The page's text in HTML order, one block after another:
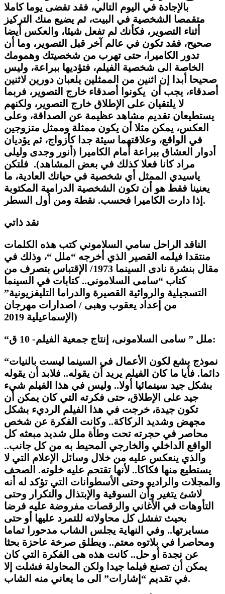
بالإجادة في اليوم التالي، فقد تقضى يوما كاملا
متقمصا الشخصية في البيت، ثم يضيع منك التركيز
أثناء التصوير، فكأنك لم تفعل شيئا، والعكس أيضا
صحيح، فقد تكون في عالم آخر قبل التصوير، وما أن
تدور الكاميرا، حتى تهرب من شخصيتك وهمومك
الخاصة الى شخصية الفيلم، فتؤديها ببراعة، وليس
صحيحا أبدا إن اثنين من الممثلين يلعبان دورين لاثنين
أصدقاء، يجب أن يكونوا أصدقاء خارج التصوير، فربما
لا يلتقيان على الإطلاق خارج التصوير، ولكنهم
يستطيعان تقديم مشاهد عظيمة عن الصداقة، وعلى
العكس، يمكن مثلا أن يكون ممثلة وممثل متزوجين
في الواقع، وعلاقتهما سيئة جدا كأزواج، ثم يؤديان
أدوار العشاق ببراعة أمام الكاميرا (أنور وجدى وليلى
مراد كانا فعلا كذلك في بعض المشاهد). فلتكن
ياسيدي الممثل أي شخصية في حياتك العادية، ما
يعنينا فقط هو أن تكون الشخصية الدرامية المكتوبة
إذا دارت الكاميرا فحسب. نقطة ومن أول السطر.
نقد ذاتي
الناقد الراحل سامي السلاموني كتب هذه الكلمات
منتقدا فيلمه القصير الذي أخرجه “ملل “، وذلك في
مقال بنشرة نادى السينما 1973/ الإقتباس بتصرف من
كتاب “سامى السلامونى.. كتابات في السينما
التسجيلية والروائية القصيرة والدراما التليفزيونية”
من إعداد يعقوب وهبى / اصدارات مهرجان
الإسماعيلية 2019)
“ملل ” سامى السلامونى، إنتاج جمعية الفيلم- 10 ق:
“نموذج بشع لكون الأعمال في السينما ليست بالنيات
دائما. فأيا ما كان الفيلم يريد أن يقوله.. فلابد أن يقوله
بشكل جيد سينمائيا أولا.. وليس في هذا الفيلم شيء
جيد على الإطلاق، حتى فكرته التي كان يمكن أن
تكون جيدة، خرجت في هذا الفيلم الرديء بشكل
مجهض وشديد الركاكة.. وكانت الفكرة عن شخص
محاصر في حجرته تحت وطأة ملل شديد مبعثه كل
الواقع الداخلي والخارجي المحيط به من كل جانب..
والذي ينعكس عليه من خلال وسائل الإعلام التي لا
يستطيع منها فكاكا.. لأنها تقتحم عليه خلوته. الصحف
والمجلات والراديو وحتى الأسطوانات التي تؤكد له أنه
لاشئ يتغير وأن السوقية والإبتذال والتكرار وحتى
التأوهات في الأغاني والرقصات مفروضة عليه فرضا
بحيث تفشل كل محاولاته للتمرد عليها أو حتى
مسايرتها.. وفي النهاية يجلس الشاب مدحورا تماما
ومحاصرا في بلاتوه معتم.. ويطلق صرخة عاحزة بحثا
عن نجدة أو حل.. كانت هذه هى الفكرة التي كان
يمكن أن تصنع فيلما جيدا ولكن المحاولة فشلت إلا
في تقديم “إشارات” الى ما يعاني منه الشاب.